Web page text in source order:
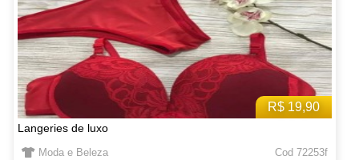
R$ 19,90
Langeries de luxo
Moda e Beleza Cod 72253f